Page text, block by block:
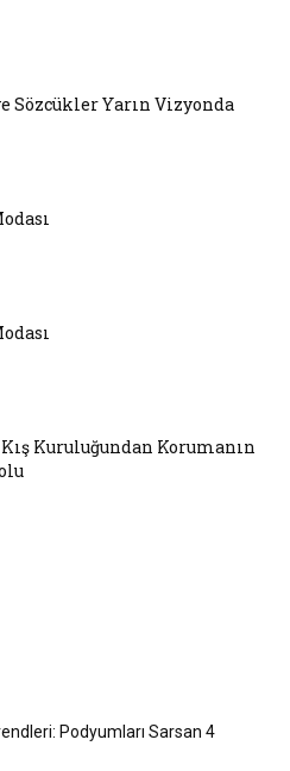
Sözcükler Yarın Vizyonda
Kuruluğundan Korumanın
Podyumları Sarsan 4